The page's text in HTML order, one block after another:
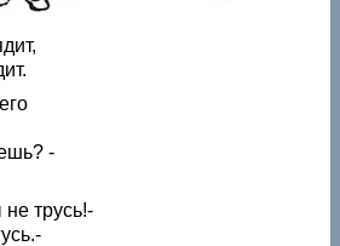
-
не трусь!-